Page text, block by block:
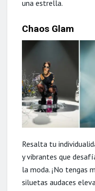
una estrella.
Chaos Glam
Resalta tu
y vibrantes que
la moda. ¡No tengas
siluetas audaces